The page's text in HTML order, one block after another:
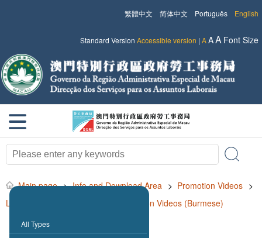
English
Português
简体中文
繁體中文
Standard Version Accessible version | AAA Font Size
Main page > Info and Download Area > Promotion Videos >
Labour Rights and Interests - Promotion Videos (Burmese)
All Types